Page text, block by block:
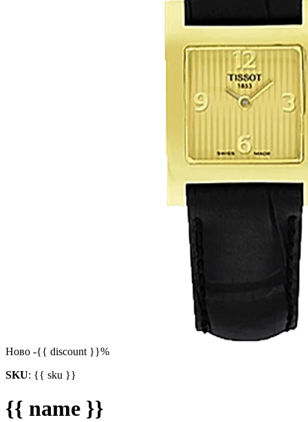
Ново -{{ discount }}%
SKU: {{ sku }}
{{ name }}